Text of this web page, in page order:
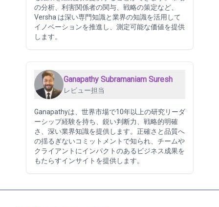
の分析、利害関係者の関与、戦略の策定など、
Versha は深い専門知識と業界の知識を活用して
イノベーションを推進し、測定可能な価値を提供
します。
Ganapathy Subramaniam Suresh
レビュー担当
Ganapathyは、世界市場で10年以上の研究リーダ
ーシップ経験を持ち、鋭い判断力、戦略的明確
さ、深い業界知識を提供します。正確さと品質へ
の揺るぎないコミットメントで知られ、チームや
クライアントにインパクトのあるビジネス成果を
もたらすインサイトを提供します。